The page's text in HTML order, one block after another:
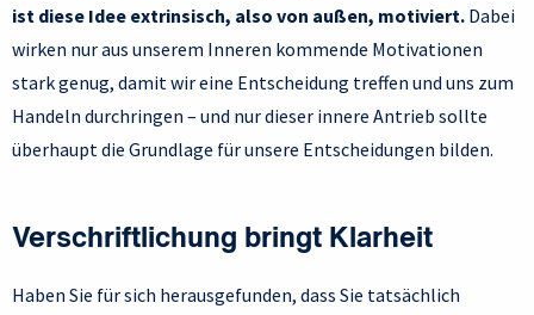
ist diese Idee extrinsisch, also von außen, motiviert. Dabei
wirken nur aus unserem Inneren kommende Motivationen
stark genug, damit wir eine Entscheidung treffen und uns zum
Handeln durchringen – und nur dieser innere Antrieb sollte
überhaupt die Grundlage für unsere Entscheidungen bilden.
Verschriftlichung bringt Klarheit
Haben Sie für sich herausgefunden, dass Sie tatsächlich